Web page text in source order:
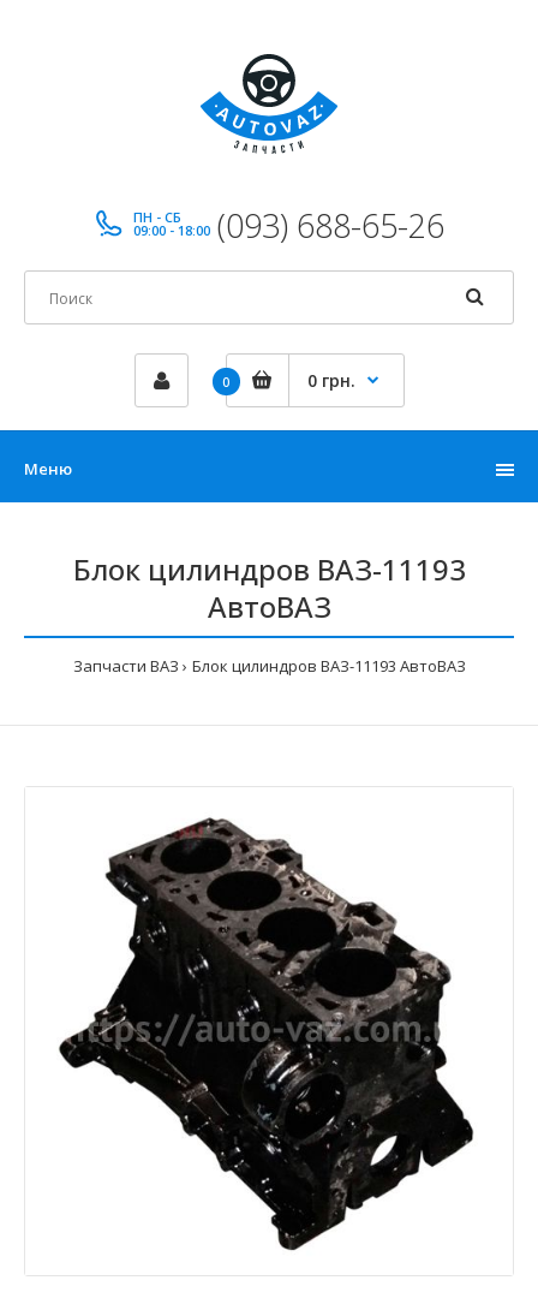
ПН - СБ
09:00 - 18:00 (093) 688-65-26
0 0 грн.
Меню
Блок цилиндров ВАЗ-11193
АвтоВАЗ
Запчасти ВАЗ Блок цилиндров ВАЗ-11193 АвтоВАЗ